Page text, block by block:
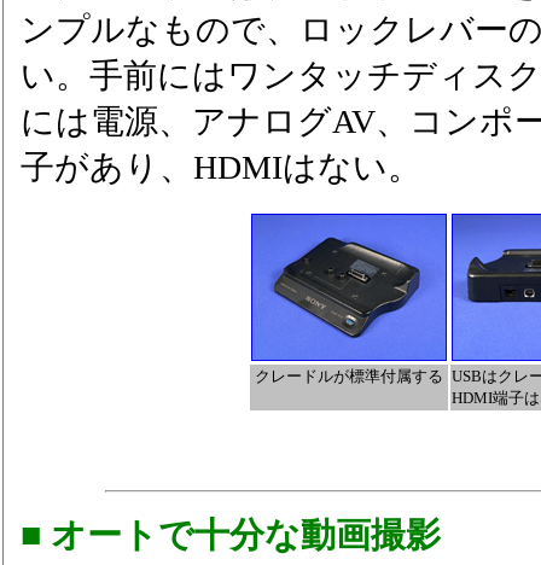
ンプルなもので、ロックレバー
い。手前にはワンタッチディス
には電源、アナログAV、コンポ
子があり、HDMIはない。
クレードルが標準付属する USBはクレ
HDMI端子
■ オートで十分な動画撮影